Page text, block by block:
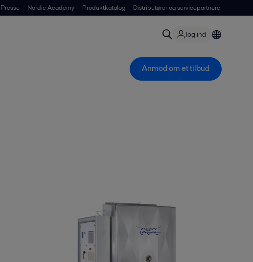
Presse Nordic Academy Produktkatalog Distributører og servicepartnere
log ind
Anmod om et tilbud